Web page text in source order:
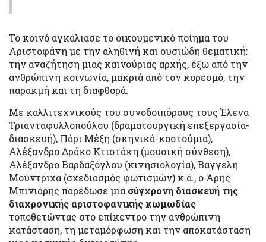
Το κοινό αγκάλιασε το οικουμενικό ποίημα του
Αριστοφάνη με την αληθινή και ουσιώδη θεματική:
την αναζήτηση μιας καινούριας αρχής, έξω από την
ανθρώπινη κοινωνία, μακριά από τον κορεσμό, την
παρακμή και τη διαφθορά.
Με καλλιτεχνικούς του συνοδοιπόρους τους Έλενα
Τριανταφυλλοπούλου (δραματουργική επεξεργασία-
διασκευή), Πάρι Μέξη (σκηνικά-κοστούμια),
Αλέξανδρο Δράκο Κτιστάκη (μουσική σύνθεση),
Αλέξανδρο Βαρδαξόγλου (κινησιολογία), Βαγγέλη
Μούντριχα (σχεδιασμός φωτισμών) κ.ά., ο Άρης
Μπινιάρης παρέδωσε μια σύγχρονη διασκευή της
διαχρονικής αριστοφανικής κωμωδίας
τοποθετώντας στο επίκεντρο την ανθρώπινη
κατάσταση, τη μεταμόρφωση και την αποκατάσταση